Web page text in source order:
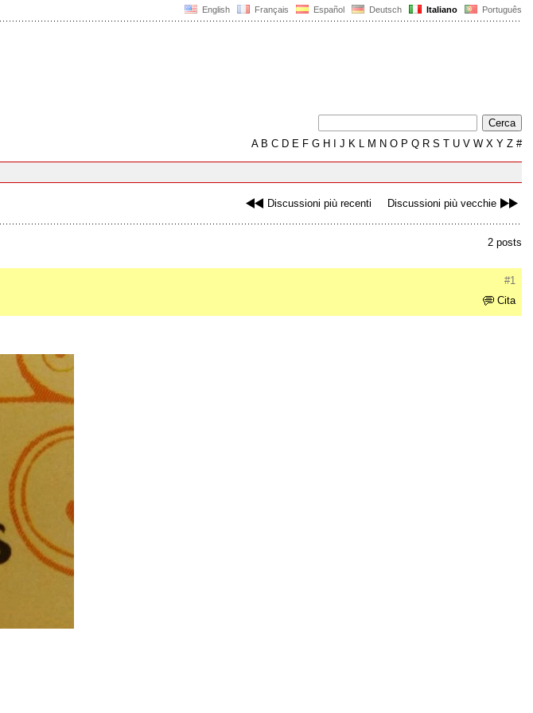
English Français Español Deutsch Italiano Português
AB C D E F G H J K L M N O P Q R S T U V W X Y Z #
Discussioni più recenti Discussioni più vecchie
2 posts
#1
Cita